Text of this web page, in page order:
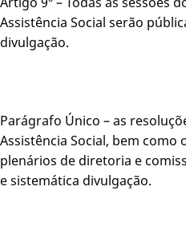
Assistência Social serão
divulgação.
Parágrafo Único – as
Assistência Social, bem como
plenários de diretoria e
e sistemática divulgação.